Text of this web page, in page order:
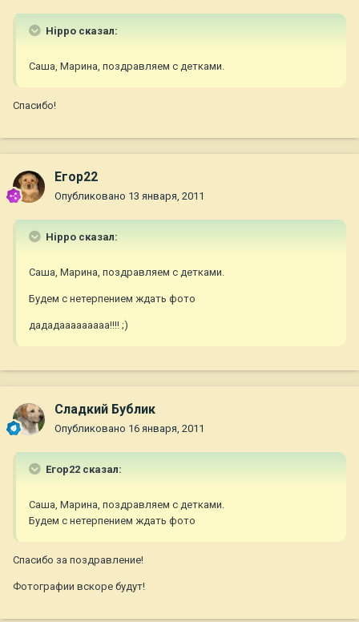
Hippo сказал:
Саша, Марина, поздравляем с детками.
Спасибо!
Егор22
Опубликовано 13 января, 2011
Hippo сказал:
Саша, Марина, поздравляем с детками.
Будем с нетерпением ждать фото
дададааааааааа!!!! ;)
Сладкий Бублик
Опубликовано 16 января, 2011
Егор22 сказал:
Саша, Марина, поздравляем с детками.
Будем с нетерпением ждать фото
Спасибо за поздравление!
Фотографии вскоре будут!